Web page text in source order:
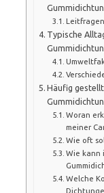
Typische
Häufig
Woran
meiner
Wie oft
Wie kann
Welche